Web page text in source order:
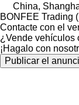
China,
BONFEE Trading
Contacte con el
¿Vende vehículos
¡Hagalo con
Publicar el